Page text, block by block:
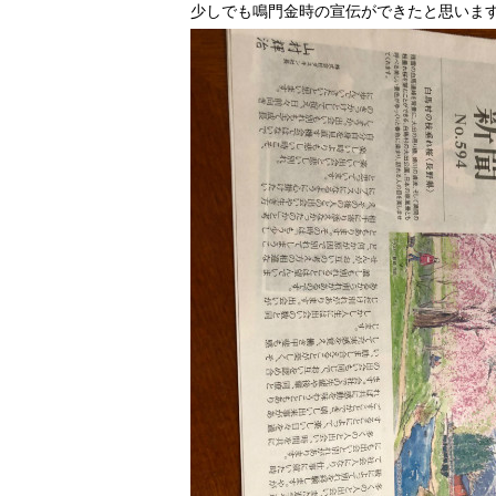
少しでも鳴門金時の宣伝ができたと思いま